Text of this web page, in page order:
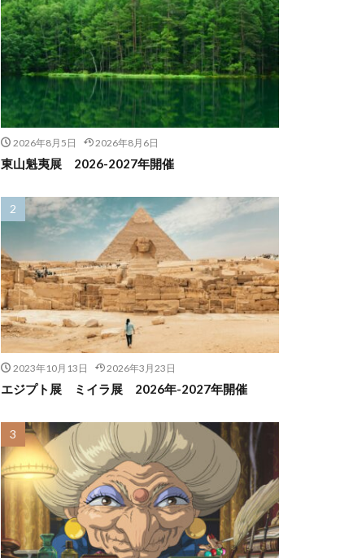
2026年8月5日 2026年8月6日
東山魁夷展 2026-2027年開催
2023年10月13日 2026年3月23日
エジプト展 ミイラ展 2026年-2027年開催